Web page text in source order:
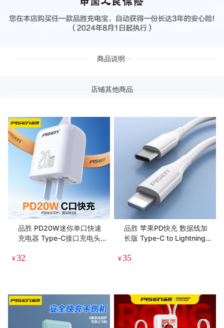
商品说明
店铺其他商品
品胜 PD20W迷你单口快速
充电器 Type-C接口充电头
¥32
品胜 苹果PD快充 数据线加
长版 Type-C to Lightning3
4快充
¥35